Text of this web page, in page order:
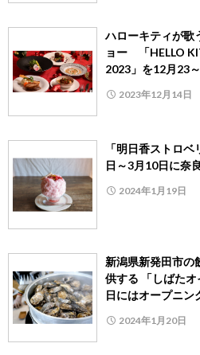
ハローキティが歌
ョー 「HELLO
2023」を12月23
2023年12月14日
「明日香ストロ
日～3月10日に奈
2024年1月19日
新潟県新発田市の
供する 「しばた
日にはオープニン
2024年1月20日